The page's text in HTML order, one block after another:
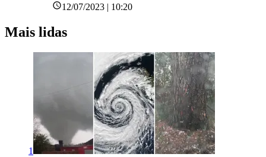
12/07/2023 | 10:20
Mais lidas
1